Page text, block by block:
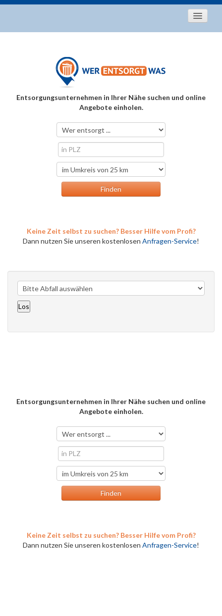
Entsorgungstipps
Über uns
Entsorgungsunternehmen in Ihrer Nähe suchen und online
Angebote einholen.
Keine Zeit selbst zu suchen? Besser Hilfe vom Profi?
Dann nutzen Sie unseren kostenlosen Anfragen-Service!
Entsorgungsunternehmen in Ihrer Nähe suchen und online
Angebote einholen.
Keine Zeit selbst zu suchen? Besser Hilfe vom Profi?
Dann nutzen Sie unseren kostenlosen Anfragen-Service!